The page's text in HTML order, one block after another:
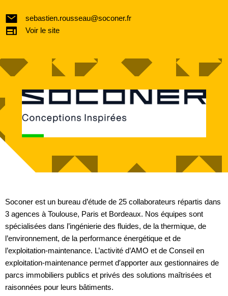
sebastien.rousseau@soconer.fr
Voir le site
Soconer est un bureau d’étude de 25 collaborateurs répartis dans
3 agences à Toulouse, Paris et Bordeaux. Nos équipes sont
spécialisées dans l’ingénierie des fluides, de la thermique, de
l’environnement, de la performance énergétique et de
l’exploitation-maintenance. L’activité d’AMO et de Conseil en
exploitation-maintenance permet d′apporter aux gestionnaires de
parcs immobiliers publics et privés des solutions maîtrisées et
raisonnées pour leurs bâtiments.